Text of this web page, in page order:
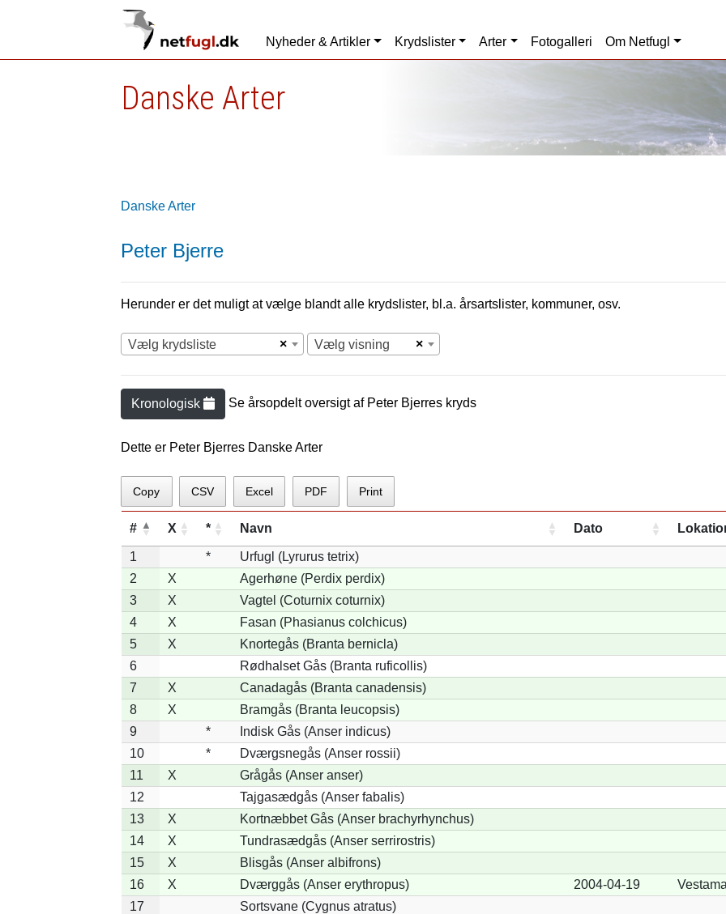
Nyheder & Artikler Krydslister Arter Fotogalleri Om Netfugl
Danske Arter
Danske Arter
Peter Bjerre
Herunder er det muligt at vælge blandt alle krydslister, bl.a. årsartslister, kommuner, osv.
×
Vælg krydsliste ×
Vælg visning
Kronologisk Se årsopdelt oversigt af Peter Bjerres kryds
Dette er Peter Bjerres Danske Arter
Copy CSV Excel PDF Print
# X * Navn Dato
1 *
Urfugl (Lyrurus tetrix)
2
X
Agerhøne (Perdix perdix)
3
X
Vagtel (Coturnix coturnix)
4
X
Fasan (Phasianus colchicus)
5
X
Knortegås (Branta bernicla)
6
Rødhalset Gås (Branta ruficollis)
7
X
Canadagås (Branta canadensis)
8
X
Bramgås (Branta leucopsis)
9
*
Indisk Gås (Anser indicus)
10
*
Dværgsnegås (Anser rossii)
11
X
Grågås (Anser anser)
12
Tajgasædgås (Anser fabalis)
13
X
Kortnæbbet Gås (Anser brachyrhynchus)
14
X
Tundrasædgås (Anser serrirostris)
15
X
Blisgås (Anser albifrons)
16
X Dværggås (Anser erythropus) 2004-04-19
17
Sortsvane (Cygnus atratus)